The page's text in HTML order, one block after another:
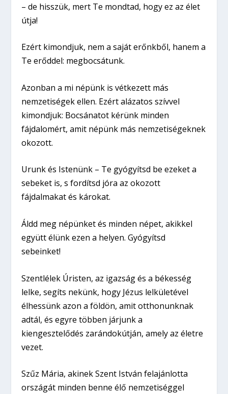
– de hisszük, mert Te mondtad, hogy ez az élet
útja!
Ezért kimondjuk, nem a saját erőnkből, hanem a
Te erőddel: megbocsátunk.
Azonban a mi népünk is vétkezett más
nemzetiségek ellen. Ezért alázatos szívvel
kimondjuk: Bocsánatot kérünk minden
fájdalomért, amit népünk más nemzetiségeknek
okozott.
Urunk és Istenünk – Te gyógyítsd be ezeket a
sebeket is, s fordítsd jóra az okozott
fájdalmakat és károkat.
Áldd meg népünket és minden népet, akikkel
együtt élünk ezen a helyen. Gyógyítsd
sebeinket!
Szentlélek Úristen, az igazság és a békesség
lelke, segíts nekünk, hogy Jézus lelkületével
élhessünk azon a földön, amit otthonunknak
adtál, és egyre többen járjunk a
kiengesztelődés zarándokútján, amely az életre
vezet.
Szűz Mária, akinek Szent István felajánlotta
országát minden benne élő nemzetiséggel